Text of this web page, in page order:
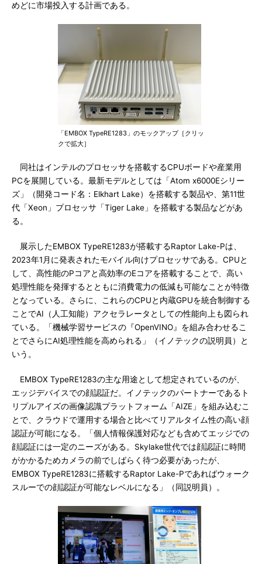
めどに市場投入する計画である。
「EMBOX TypeRE1283」のモックアップ［クリッ
クで拡大］
同社はインテルのプロセッサを搭載するCPUボードや産業用
PCを展開している。最新モデルとしては「Atom x6000Eシリー
ズ」（開発コード名：Elkhart Lake）を搭載する製品や、第11世
代「Xeon」プロセッサ「Tiger Lake」を搭載する製品などがあ
る。
展示したEMBOX TypeRE1283が搭載するRaptor Lake-Pは、
2023年1月に発表されたモバイル向けプロセッサである。CPUと
して、高性能のPコアと高効率のEコアを搭載することで、高い
処理性能を発揮するとともに消費電力の低減も可能なことが特徴
となっている。さらに、これらのCPUと内蔵GPUを統合制御する
ことでAI（人工知能）アクセラレータとしての性能向上も図られ
ている。「機械学習サービスの『OpenVINO』を組み合わせるこ
とでさらにAI処理性能を高められる」（イノテックの説明員）と
いう。
EMBOX TypeRE1283の主な用途として想定されているのが、
エッジデバイスでの顔認証だ。イノテックのパートナーであるト
リプルアイズの画像認識プラットフォーム「AIZE」を組み込むこ
とで、クラウドで運用する場合と比べてリアルタイム性の高い顔
認証が可能になる。「個人情報保護対応なども含めてエッジでの
顔認証には一定のニーズがある。Skylake世代では顔認証に時間
がかかるためカメラの前でしばらく待つ必要があったが、
EMBOX TypeRE1283に搭載するRaptor Lake-Pであればウォーク
スルーでの顔認証が可能なレベルになる」（同説明員）。